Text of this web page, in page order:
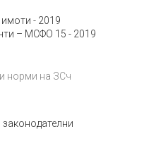
- 2019
– МСФО 15 - 2019
норми на ЗСч